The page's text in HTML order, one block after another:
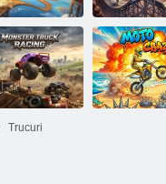
Curse de
cascadorii cu
mașini
Casdoria
bicicleta
Trucuri